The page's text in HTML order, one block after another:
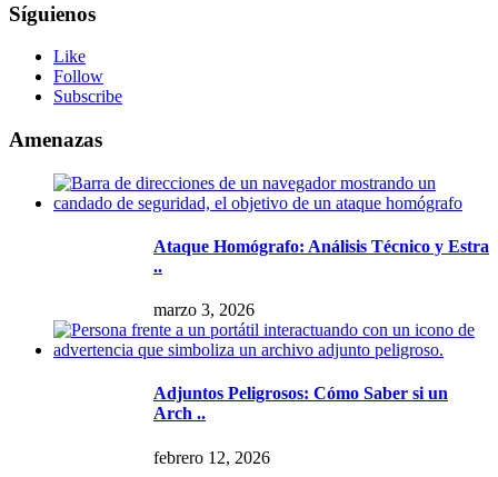
Síguienos
Like
Follow
Subscribe
Amenazas
Ataque Homógrafo: Análisis Técnico y Estra
..
marzo 3, 2026
Adjuntos Peligrosos: Cómo Saber si un
Arch ..
febrero 12, 2026